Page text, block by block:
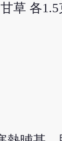
草 各1.5